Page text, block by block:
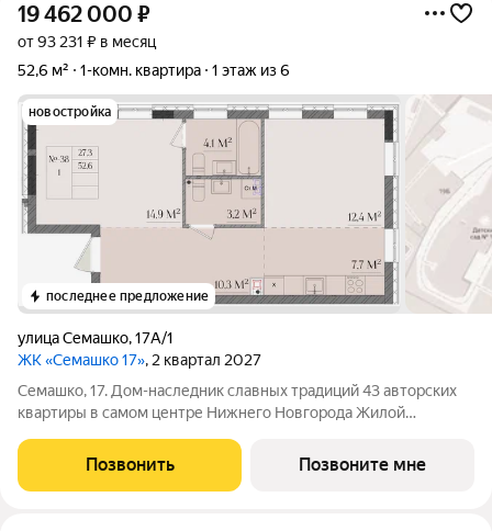
19 462 000 ₽
от 93 231 ₽ в месяц
52,6 м²
1-комн. квартира 1 этаж из 6
новостройка
последнее предложение
улица Семашко,17А/1
ЖК «Семашко 17», 2 квартал 2027
Семашко, 17. Дом-наследник славных традиций 43 авторских
квартиры в самом центре Нижнего Новгорода Жилой
для Нижнего Новгорода, чья история уходит корнями в XVIII
век, когда её формирование
Позвонить Позвоните мне